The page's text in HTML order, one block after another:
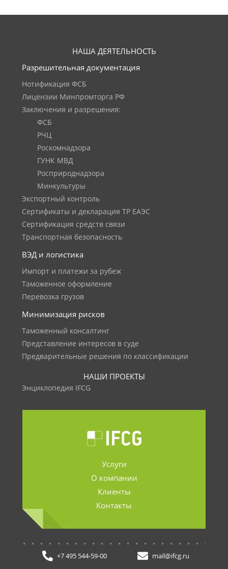
НАША ДЕЯТЕЛЬНОСТЬ
Разрешительная документация
Нотификация ФСБ
Лицензии Минпромторга РФ
Заключения и разрешения:
ФСБ
РЧЦ
Роскомнадзора
ГУНК МВД
Росприроднадзора
Минкультуры
Экспортный контроль
Сертификаты и декларация ТР ЕАЭС
Сертификация средств связи
Транспортная безопасность
ВЭД и логистика
Импорт и платежи за рубеж
Таможенное оформление
Перевозка грузов
Минимизация рисков
Таможенный консалтинг
Представление интересов в суде
Предварительные решения по классификации
НАШИ ПРОЕКТЫ
Энциклопедия IFCG
Услуги
О компании
Клиенты
Контакты
+7 495 544-59-00 mail@ifcg.ru